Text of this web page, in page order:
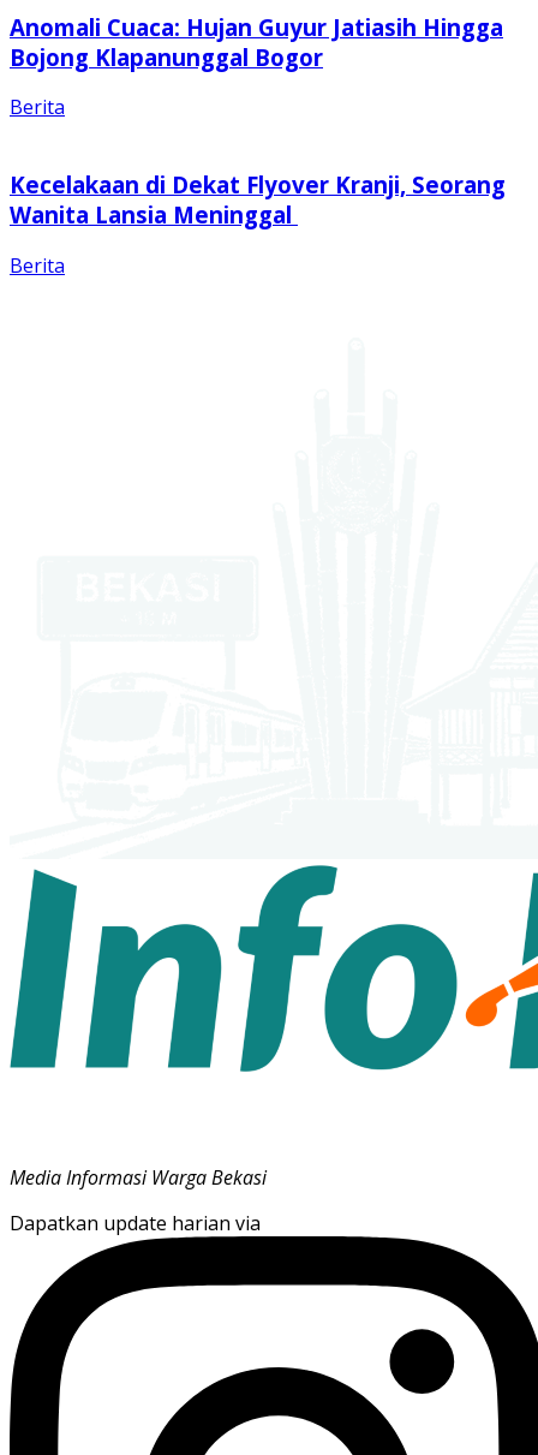
Anomali Cuaca: Hujan Guyur Jatiasih Hingga
Bojong Klapanunggal Bogor
Berita
Kecelakaan di Dekat Flyover Kranji, Seorang
Wanita Lansia Meninggal
Berita
Media Informasi Warga Bekasi
Dapatkan update harian via